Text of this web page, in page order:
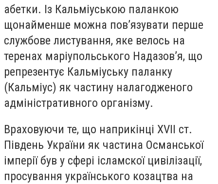
абетки. Із Кальміуською паланкою
щонайменше можна пов’язувати перше
службове листування, яке велось на
теренах маріупольського Надазов’я, що
репрезентує Кальміуську паланку
(Кальміус) як частину налагодженого
адміністративного організму.
Враховуючи те, що наприкінці ХVII cт.
Південь України як частина Османської
імперії був у сфері ісламскої цивілізації,
просування українського козацтва на